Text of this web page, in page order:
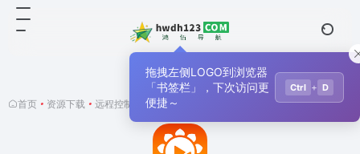
首页 • 资源下载 • 远程控制 正文
拖拽左侧LOGO到浏览器
「书签栏」，下次访问更
便捷～
Ctrl + D